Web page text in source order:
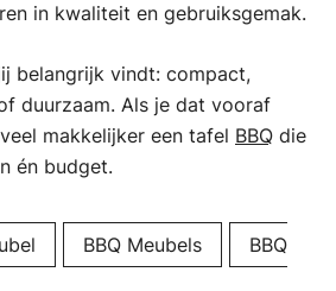
in kwaliteit en gebruiksgemak.
belangrijk vindt: compact,
duurzaam. Als je dat vooraf
makkelijker een tafel BBQ die
én budget.
BBQ Meubels
BBQ